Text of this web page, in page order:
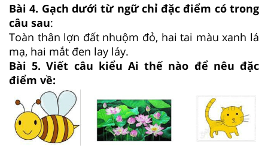
Bài 4. Gạch dưới từ ngữ chỉ đặc điểm có trong
câu sau:
Toàn thân lợn đất nhuộm đỏ, hai tai màu xanh lá
mạ, hai mắt đen lay láy.
Bài 5. Viết câu kiểu Ai thế nào để nêu đặc
điểm về: